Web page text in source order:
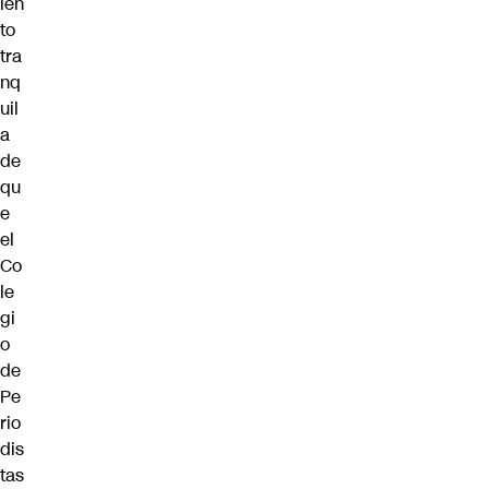
to
tra
nq
uil
a
de
qu
e
el
Co
le
gi
o
de
Pe
rio
dis
tas